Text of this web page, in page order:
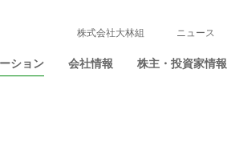
ション 会社情報 株主・投資家情報
株式会社大林組 ニュース